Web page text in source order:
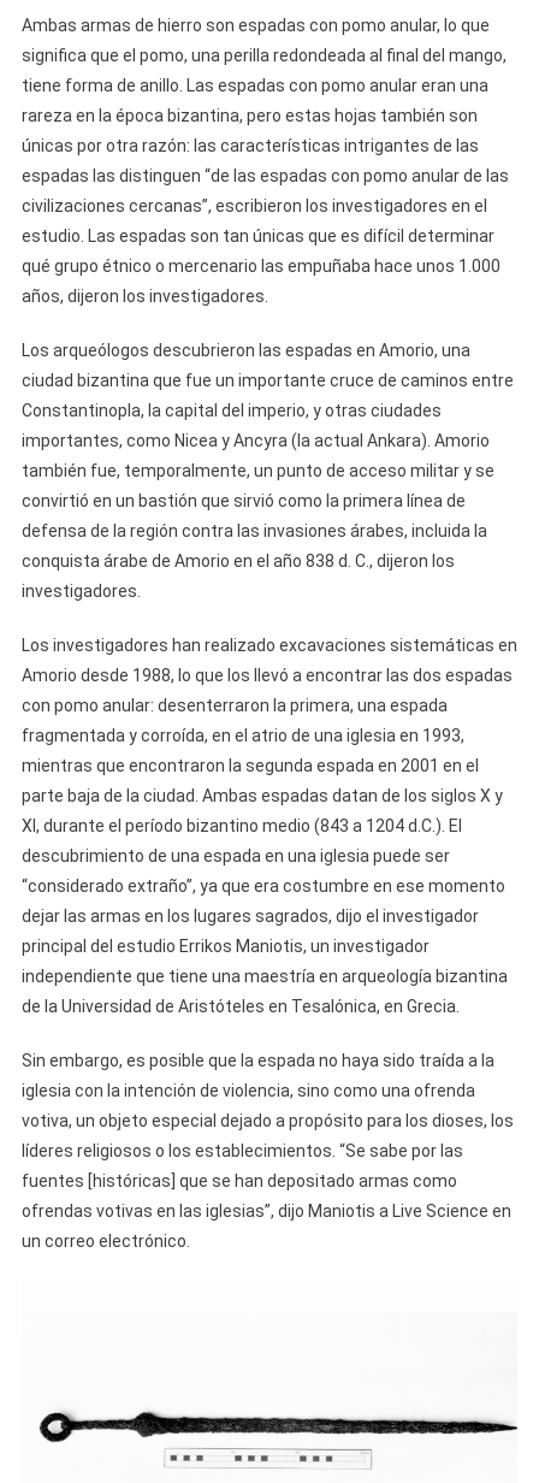
Ambas armas de hierro son espadas con pomo anular, lo que
significa que el pomo, una perilla redondeada al final del mango,
tiene forma de anillo. Las espadas con pomo anular eran una
rareza en la época bizantina, pero estas hojas también son
únicas por otra razón: las características intrigantes de las
espadas las distinguen “de las espadas con pomo anular de las
civilizaciones cercanas”, escribieron los investigadores en el
estudio. Las espadas son tan únicas que es difícil determinar
qué grupo étnico o mercenario las empuñaba hace unos 1.000
años, dijeron los investigadores.
Los arqueólogos descubrieron las espadas en Amorio, una
ciudad bizantina que fue un importante cruce de caminos entre
Constantinopla, la capital del imperio, y otras ciudades
importantes, como Nicea y Ancyra (la actual Ankara). Amorio
también fue, temporalmente, un punto de acceso militar y se
convirtió en un bastión que sirvió como la primera línea de
defensa de la región contra las invasiones árabes, incluida la
conquista árabe de Amorio en el año 838 d. C., dijeron los
investigadores.
Los investigadores han realizado excavaciones sistemáticas en
Amorio desde 1988, lo que los llevó a encontrar las dos espadas
con pomo anular: desenterraron la primera, una espada
fragmentada y corroída, en el atrio de una iglesia en 1993,
mientras que encontraron la segunda espada en 2001 en el
parte baja de la ciudad. Ambas espadas datan de los siglos X y
XI, durante el período bizantino medio (843 a 1204 d.C.). El
descubrimiento de una espada en una iglesia puede ser
“considerado extraño”, ya que era costumbre en ese momento
dejar las armas en los lugares sagrados, dijo el investigador
principal del estudio Errikos Maniotis, un investigador
independiente que tiene una maestría en arqueología bizantina
de la Universidad de Aristóteles en Tesalónica, en Grecia.
Sin embargo, es posible que la espada no haya sido traída a la
iglesia con la intención de violencia, sino como una ofrenda
votiva, un objeto especial dejado a propósito para los dioses, los
líderes religiosos o los establecimientos. “Se sabe por las
fuentes [históricas] que se han depositado armas como
ofrendas votivas en las iglesias”, dijo Maniotis a Live Science en
un correo electrónico.